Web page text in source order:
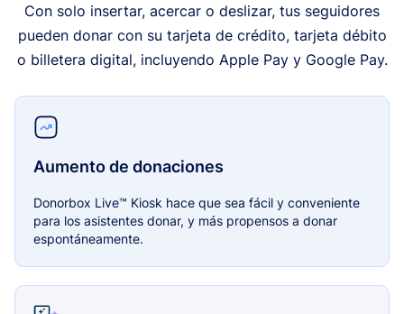
Con solo insertar, acercar o deslizar, tus seguidores
pueden donar con su tarjeta de crédito, tarjeta débito
o billetera digital, incluyendo Apple Pay y Google Pay.
Aumento de donaciones
Donorbox Live™ Kiosk hace que sea fácil y conveniente
para los asistentes donar, y más propensos a donar
espontáneamente.